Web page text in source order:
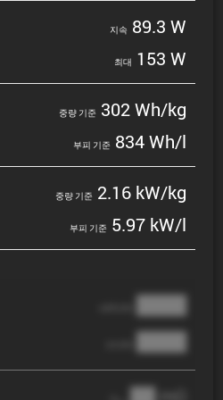
지속 89.3 W
최대 153 W
중량 기준302 Wh/kg
부피 기준834 Wh/l
중량 기준2.16 kW/kg
부피 기준5.97 kW/l
████
████